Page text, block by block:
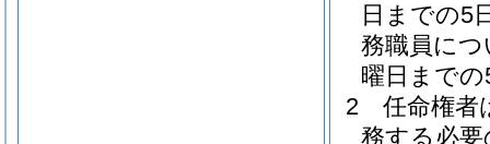
日までの5
務職員に
曜日まで
2
任命権者
務する必